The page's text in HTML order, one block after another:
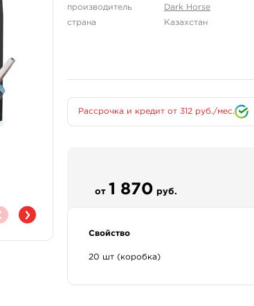
производитель
Dark Horse
страна
Казахстан
Рассрочка и кредит от 312 руб./мес.
от 1 870 руб.
Свойство
20 шт (коробка)